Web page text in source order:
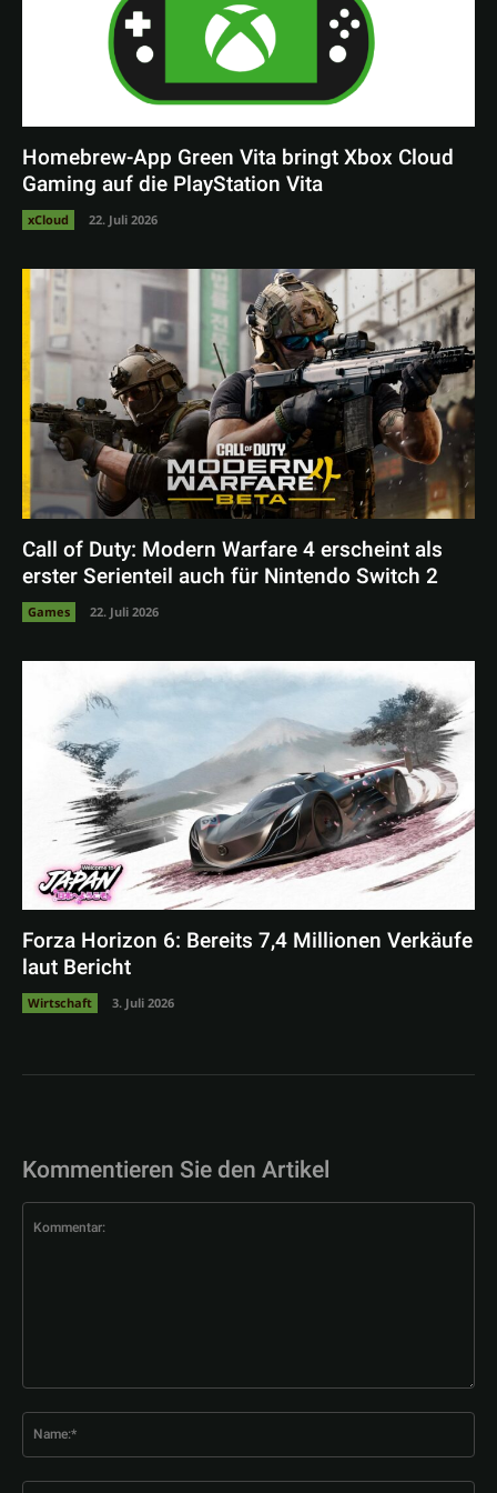
Homebrew-App Green Vita bringt Xbox Cloud
Gaming auf die PlayStation Vita
xCloud 22. Juli 2026
Call of Duty: Modern Warfare 4 erscheint als
erster Serienteil auch für Nintendo Switch 2
Games 22. Juli 2026
Forza Horizon 6: Bereits 7,4 Millionen Verkäufe
laut Bericht
Wirtschaft 3. Juli 2026
Kommentieren Sie den Artikel